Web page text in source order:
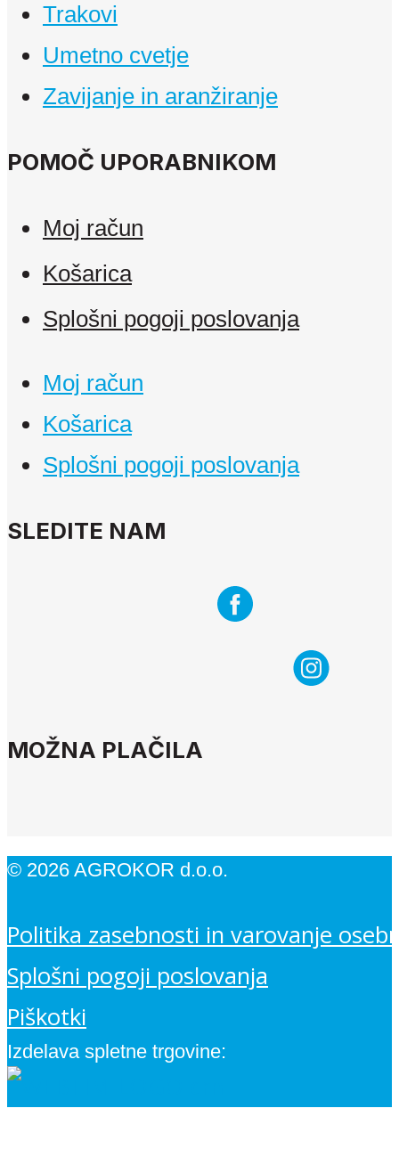
Trakovi
Umetno cvetje
Zavijanje in aranžiranje
POMOČ UPORABNIKOM
Moj račun
Košarica
Splošni pogoji poslovanja
Moj račun
Košarica
Splošni pogoji poslovanja
SLEDITE NAM
MOŽNA PLAČILA
© 2026 AGROKOR d.o.o.
Politika zasebnosti in varovanje
Splošni pogoji poslovanja
Piškotki
Izdelava spletne trgovine: